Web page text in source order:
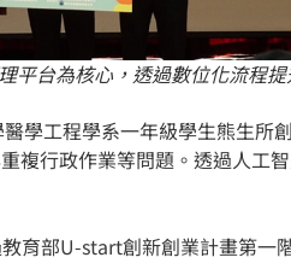
平台為核心，透過數位化流程
學工程學系一年級學生熊生所
複行政作業等問題。透過人工
育部U-start創新創業計畫第一